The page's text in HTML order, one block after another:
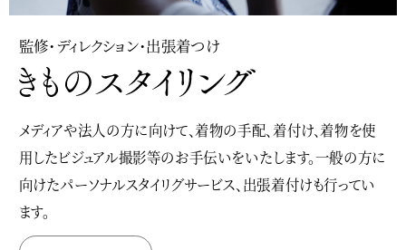
監修・ディレクション・出張着つけ
メディアや法人の方に向けて、着物の手配、着付け、着物を使
用したビジュアル撮影等のお手伝いをいたします。一般の方に
向けたパーソナルスタイリグサービス、出張着付けも行ってい
ます。